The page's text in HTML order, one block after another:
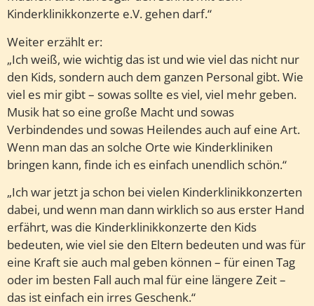
Kinderklinikkonzerte e.V. gehen darf.“
Weiter erzählt er:
„Ich weiß, wie wichtig das ist und wie viel das nicht nur
den Kids, sondern auch dem ganzen Personal gibt. Wie
viel es mir gibt – sowas sollte es viel, viel mehr geben.
Musik hat so eine große Macht und sowas
Verbindendes und sowas Heilendes auch auf eine Art.
Wenn man das an solche Orte wie Kinderkliniken
bringen kann, finde ich es einfach unendlich schön.“
„Ich war jetzt ja schon bei vielen Kinderklinikkonzerten
dabei, und wenn man dann wirklich so aus erster Hand
erfährt, was die Kinderklinikkonzerte den Kids
bedeuten, wie viel sie den Eltern bedeuten und was für
eine Kraft sie auch mal geben können – für einen Tag
oder im besten Fall auch mal für eine längere Zeit –
das ist einfach ein irres Geschenk.“